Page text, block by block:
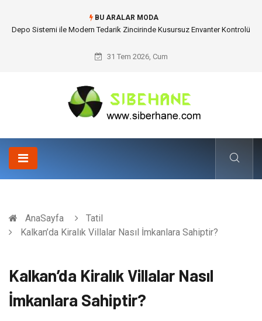
BU ARALAR MODA
Akrilik Boyama Seti ile Evinizde Dijitalden Uzak Bir Deşarj Alanı Tasarlayın
31 Tem 2026, Cum
AnaSayfa
Tatil
Kalkan’da Kiralık Villalar Nasıl İmkanlara Sahiptir?
Kalkan’da Kiralık Villalar Nasıl
İmkanlara Sahiptir?